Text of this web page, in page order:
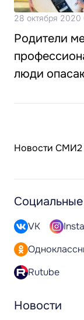
28 октября
Родители
люди
Новости СМИ2
Новости
Социальные
VK
Rutube